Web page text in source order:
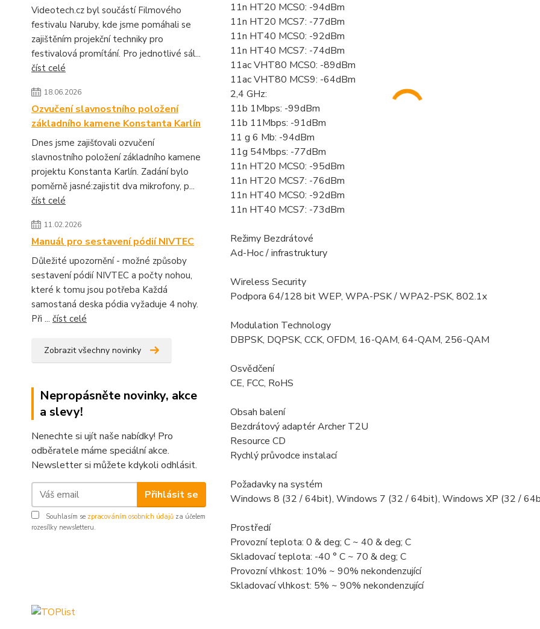
Videotech.cz byl součástí Filmového
festivalu Naruby, kde jsme pomáhali se
zajištěním projekční techniky pro
festivalová promítání. Pro jednotlivé sál...
číst celé
18.06.2026
Ozvučení slavnostního položení
základního kamene Konstanta Karlín
Dnes jsme zajišťovali ozvučení
slavnostního položení základního kamene
projektu Konstanta Karlín. Zadání bylo
poměrně jasné:zajistit dva mikrofony, p...
číst celé
11.02.2026
Manuál pro sestavení pódií NIVTEC
Důležité upozornění - možné způsoby
sestavení pódií NIVTEC a počty nohou,
které k tomu jsou potřeba Každá
samostaná deska pódia vyžaduje 4 nohy.
Při ... číst celé
Zobrazit všechny novinky
Nepropásněte novinky, akce
a slevy!
Nenechte si ujít naše nabídky! Pro
odběratele máme speciální akce.
Newsletter si můžete kdykoli odhlásit.
Přihlásit se
Souhlasím se zpracováním osobních údajů za účelem
rozesílky newsletteru.
11n HT20 MCS0: -94dBm
11n HT20 MCS7: -77dBm
11n HT40 MCS0: -92dBm
11n HT40 MCS7: -74dBm
11ac VHT80 MCS0: -89dBm
11ac VHT80 MCS9: -64dBm
2,4 GHz:
11b 1Mbps: -99dBm
11b 11Mbps: -91dBm
11 g 6 Mb: -94dBm
11g 54Mbps: -77dBm
11n HT20 MCS0: -95dBm
11n HT20 MCS7: -76dBm
11n HT40 MCS0: -92dBm
11n HT40 MCS7: -73dBm
Režimy Bezdrátové
Ad-Hoc / infrastruktury
Wireless Security
Podpora 64/128 bit WEP, WPA-PSK / WPA2-PSK, 802.1x
Modulation Technology
DBPSK, DQPSK, CCK, OFDM, 16-QAM, 64-QAM, 256-QAM
Osvědčení
CE, FCC, RoHS
Obsah balení
Bezdrátový adaptér Archer T2U
Resource CD
Rychlý průvodce instalací
Požadavky na systém
Windows 8 (32 / 64bit), Windows 7 (32 / 64bit), Windows XP (32 /
Prostředí
Provozní teplota: 0 & deg; C ~ 40 & deg; C
Skladovací teplota: -40 ° C ~ 70 & deg; C
Provozní vlhkost: 10% ~ 90% nekondenzující
Skladovací vlhkost: 5% ~ 90% nekondenzující